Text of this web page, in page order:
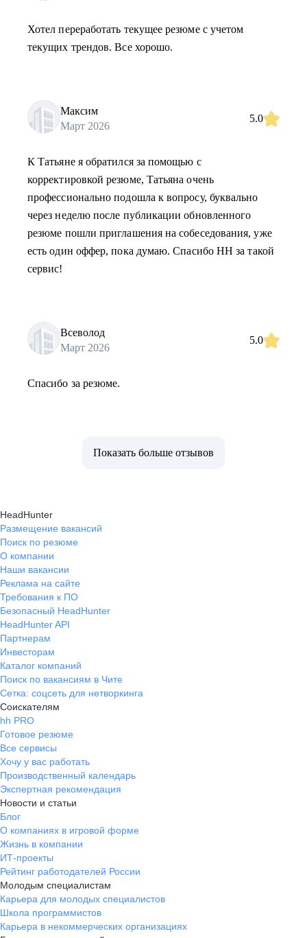
Хотел переработать текущее резюме с учетом
текущих трендов. Все хорошо.
Максим
Март 2026
5.0
К Татьяне я обратился за помощью с
корректировкой резюме, Татьяна очень
профессионально подошла к вопросу, буквально
через неделю после публикации обновленного
резюме пошли приглашения на собеседования, уже
есть один оффер, пока думаю. Спасибо HH за такой
сервис!
Всеволод
Март 2026
5.0
Спасибо за резюме.
Показать больше отзывов
HeadHunter
Размещение вакансий
Поиск по резюме
О компании
Наши вакансии
Реклама на сайте
Требования к ПО
Безопасный HeadHunter
HeadHunter API
Партнерам
Инвесторам
Каталог компаний
Поиск по вакансиям в Чите
Сетка: соцсеть для нетворкинга
Соискателям
hh PRO
Готовое резюме
Все сервисы
Хочу у вас работать
Производственный календарь
Экспертная рекомендация
Новости и статьи
Блог
О компаниях в игровой форме
Жизнь в компании
ИТ-проекты
Рейтинг работодателей России
Молодым специалистам
Карьера для молодых специалистов
Школа программистов
Карьера в некоммерческих организациях